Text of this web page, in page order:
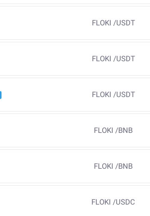
FLOKI /USDT
FLOKI /USDT
FLOKI /USDT
FLOKI /BNB
FLOKI /BNB
FLOKI /USDC